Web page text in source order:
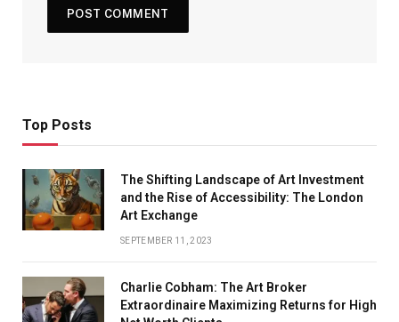
Top Posts
The Shifting Landscape of Art Investment
and the Rise of Accessibility: The London
Art Exchange
SEPTEMBER 11, 2023
Charlie Cobham: The Art Broker
Extraordinaire Maximizing Returns for High